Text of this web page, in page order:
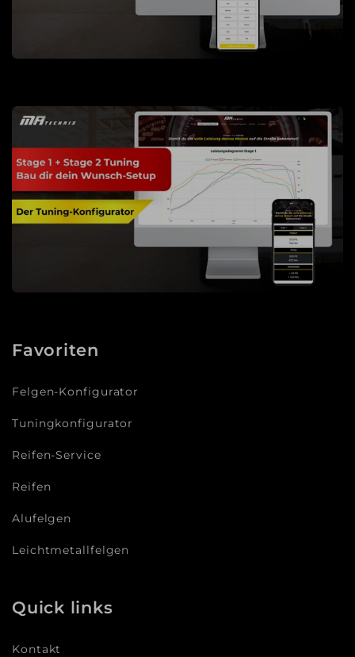
Favoriten
Felgen-Konfigurator
Tuningkonfigurator
Reifen-Service
Reifen
Alufelgen
Leichtmetallfelgen
Quick links
Kontakt